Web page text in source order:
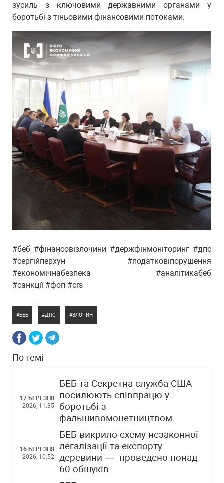
зусиль з ключовими державними органами у
боротьбі з тіньовими фінансовими потоками.
#беб #фінансовізлочини #держфінмоніторинг #дпс
#сергійперхун #податковіпорушення
#економічнабезпека #аналітикабеб
#санкції #фоп #crs
БЕБ ДПС ЗЛОЧИН
По темі
17 БЕРЕЗНЯ
2026, 11:35
БЕБ та Секретна служба США
посилюють співпрацю у
боротьбі з
фальшивомонетництвом
16 БЕРЕЗНЯ
2026, 10:52
БЕБ викрило схему незаконної
легалізації та експорту
деревини — проведено понад
60 обшуків